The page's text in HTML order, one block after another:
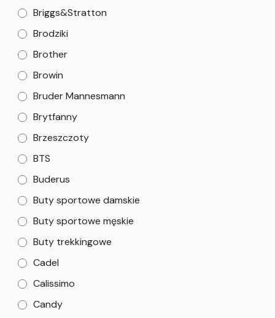
Briggs&Stratton
Brodziki
Brother
Browin
Bruder Mannesmann
Brytfanny
Brzeszczoty
BTS
Buderus
Buty sportowe damskie
Buty sportowe męskie
Buty trekkingowe
Cadel
Calissimo
Candy